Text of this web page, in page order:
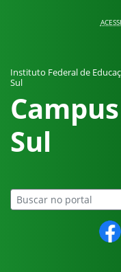
Instituto Federal de
Sul
Sul